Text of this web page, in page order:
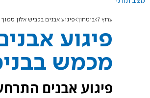
ערוץ 7 ביטחון פיגוע אבנים בכביש אלון
פיגוע
מכמש
פיגוע אבנים